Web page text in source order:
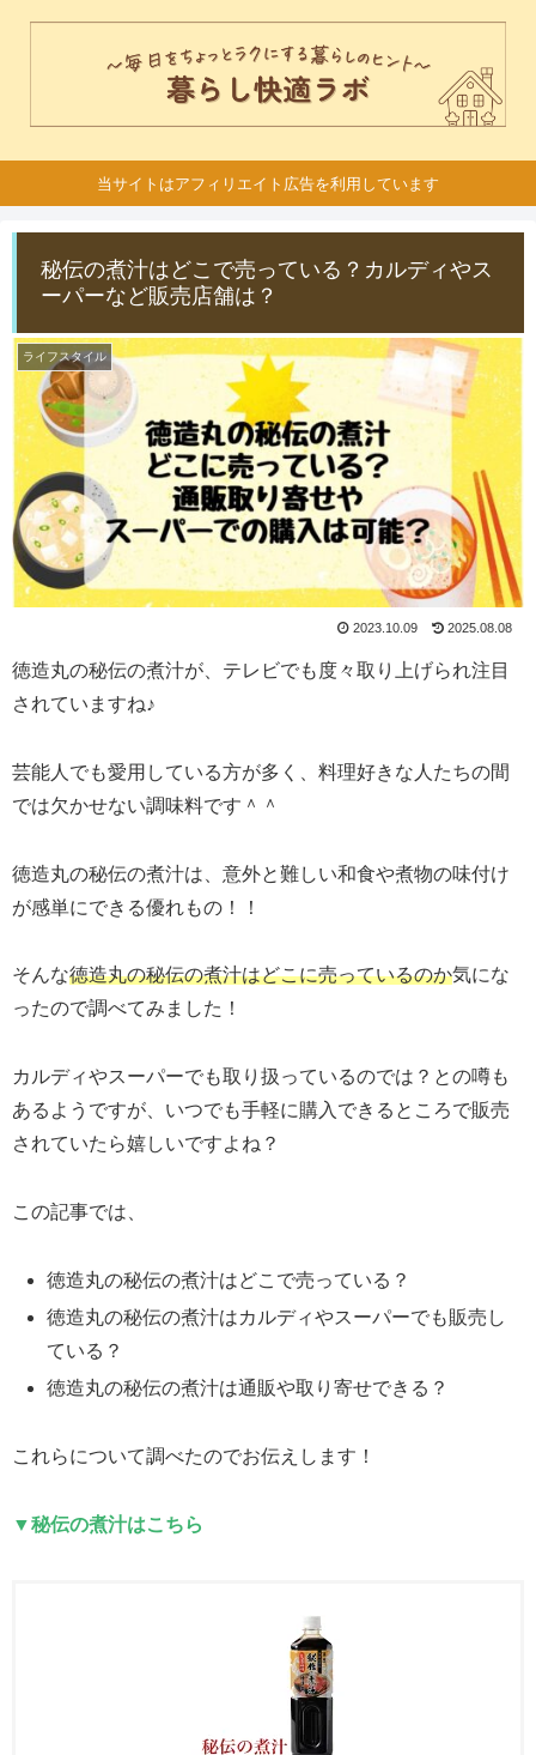
当サイトはアフィリエイト広告を利用しています
秘伝の煮汁はどこで売っている？カルディやス
ーパーなど販売店舗は？
ライフスタイル
2023.10.09 2025.08.08
徳造丸の秘伝の煮汁が、テレビでも度々取り上げられ注目
されていますね♪
芸能人でも愛用している方が多く、料理好きな人たちの間
では欠かせない調味料です＾＾
徳造丸の秘伝の煮汁は、意外と難しい和食や煮物の味付け
が感単にできる優れもの！！
そんな徳造丸の秘伝の煮汁はどこに売っているのか気にな
ったので調べてみました！
カルディやスーパーでも取り扱っているのでは？との噂も
あるようですが、いつでも手軽に購入できるところで販売
されていたら嬉しいですよね？
この記事では、
徳造丸の秘伝の煮汁はどこで売っている？
徳造丸の秘伝の煮汁はカルディやスーパーでも販売し
ている？
徳造丸の秘伝の煮汁は通販や取り寄せできる？
これらについて調べたのでお伝えします！
▼秘伝の煮汁はこちら